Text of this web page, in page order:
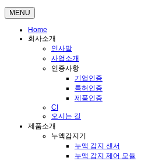
MENU
Home
회사소개
인사말
사업소개
인증사항
기업인증
특허인증
제품인증
CI
오시는 길
제품소개
누액감지기
누액 감지 센서
누액 감지 제어 모듈